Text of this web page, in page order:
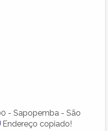
- Sapopemba - São
Endereço copiado!